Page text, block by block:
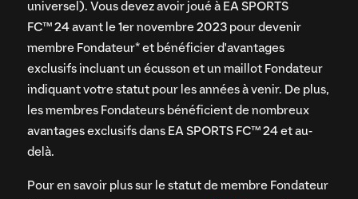
universel). Vous devez avoir joué à EA SPORTS
FC™ 24 avant le 1er novembre 2023 pour devenir
membre Fondateur* et bénéficier d'avantages
exclusifs incluant un écusson et un maillot Fondateur
indiquant votre statut pour les années à venir. De plus,
les membres Fondateurs bénéficient de nombreux
avantages exclusifs dans EA SPORTS FC™ 24 et au-
delà.
Pour en savoir plus sur le statut de membre Fondateur